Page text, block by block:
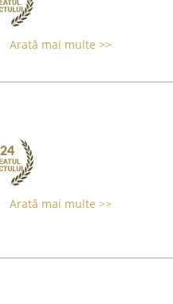
Arată mai multe >>
Arată mai multe >>